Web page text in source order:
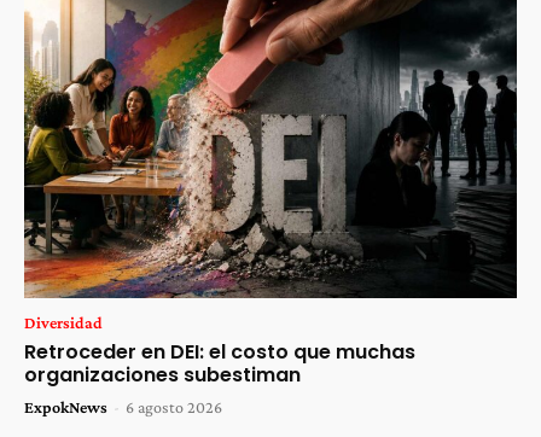
Diversidad
Retroceder en DEI: el costo que muchas
organizaciones subestiman
ExpokNews - 6 agosto 2026